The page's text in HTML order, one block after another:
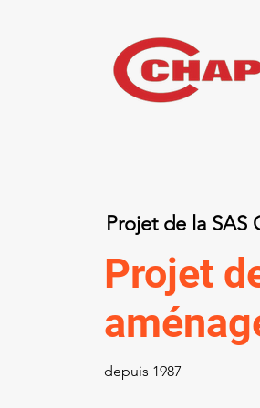
Projet de la SAS
Projet
depuis 1987